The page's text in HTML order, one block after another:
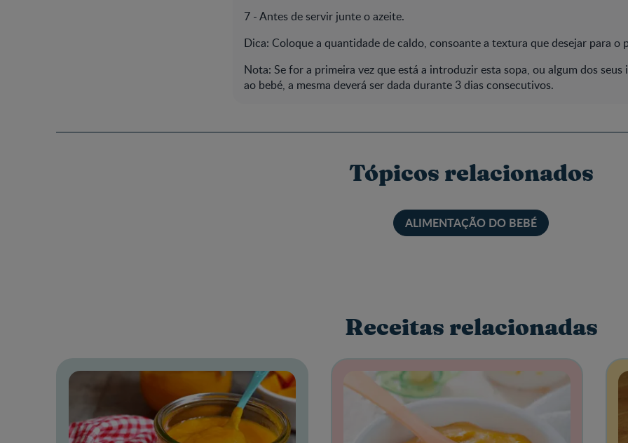
7 - Antes de servir junte o azeite.
Dica: Coloque a quantidade de caldo, consoante a textura que desejar para o
Nota: Se for a primeira vez que está a introduzir esta sopa, ou algum dos seus
ao bebé, a mesma deverá ser dada durante 3 dias consecutivos.
Tópicos relacionados
ALIMENTAÇÃO DO BEBÉ
Receitas relacionadas